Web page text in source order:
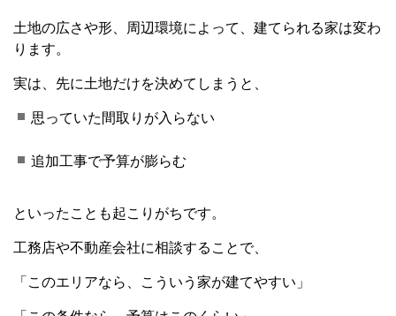
土地の広さや形、周辺環境によって、建てられる家は変わ
ります。
実は、先に土地だけを決めてしまうと、
思っていた間取りが入らない
追加工事で予算が膨らむ
といったことも起こりがちです。
工務店や不動産会社に相談することで、
「このエリアなら、こういう家が建てやすい」